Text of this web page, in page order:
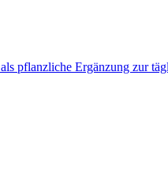
pflanzliche Ergänzung zur